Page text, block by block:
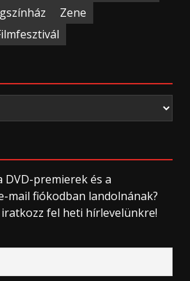
Zene
DVD-premierek és a
mail fiókodban landolnának?
fel heti hírlevelünkre!